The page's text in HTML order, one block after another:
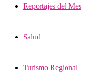
Reportajes del Mes
Salud
Turismo Regional